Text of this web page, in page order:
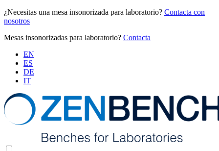
¿Necesitas una mesa insonorizada para laboratorio? Contacta con
nosotros
Mesas insonorizadas para laboratorio? Contacta
EN
ES
DE
IT